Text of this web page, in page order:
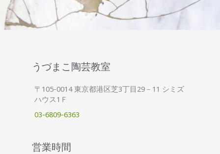
うづまこ陶芸教室
〒105-0014 東京都港区芝3丁目29－11 シミズ
ハウス1Ｆ
03-6809-6363
営業時間